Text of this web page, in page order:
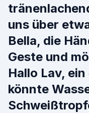
uns über
Bella, die
Geste und
Hallo Lav,
könnte